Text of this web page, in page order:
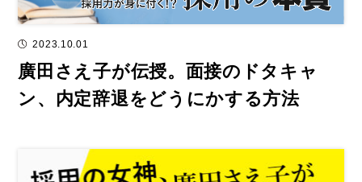
2023.10.01
廣田さえ子が伝授。面接のドタキャ
ン、内定辞退をどうにかする方法